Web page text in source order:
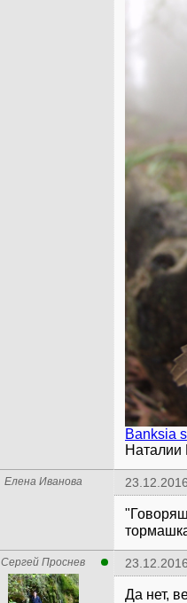
Banksia
Наталии
Елена Иванова
Сергей Проснев
Да нет,